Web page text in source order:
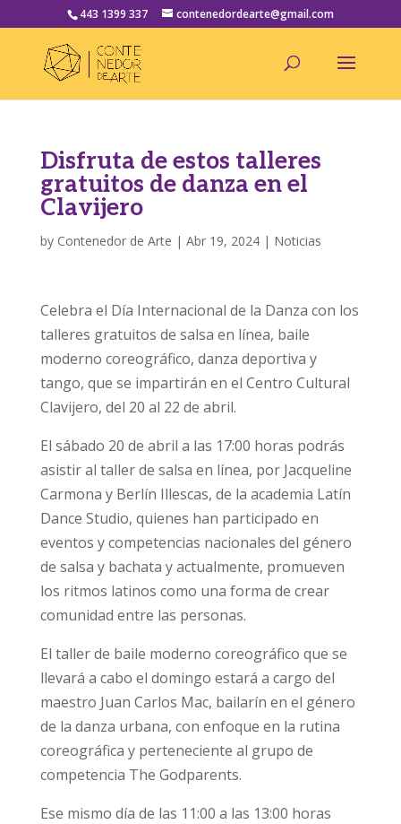
443 1399 337 contenedordearte@gmail.com
Disfruta de estos talleres
gratuitos de danza en el
Clavijero
by Contenedor de Arte | Abr 19, 2024| Noticias
Celebra el Día Internacional de la Danza con los
talleres gratuitos de salsa en línea, baile
moderno coreográfico, danza deportiva y
tango, que se impartirán en el Centro Cultural
Clavijero, del 20 al 22 de abril.
El sábado 20 de abril a las 17:00 horas podrás
asistir al taller de salsa en línea, por Jacqueline
Carmona y Berlín Illescas, de la academia Latín
Dance Studio, quienes han participado en
eventos y competencias nacionales del género
de salsa y bachata y actualmente, promueven
los ritmos latinos como una forma de crear
comunidad entre las personas.
El taller de baile moderno coreográfico que se
llevará a cabo el domingo estará a cargo del
maestro Juan Carlos Mac, bailarín en el género
de la danza urbana, con enfoque en la rutina
coreográfica y perteneciente al grupo de
competencia The Godparents.
Ese mismo día de las 11:00 a las 13:00 horas